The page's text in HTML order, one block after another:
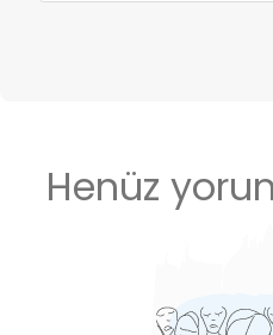
Henüz